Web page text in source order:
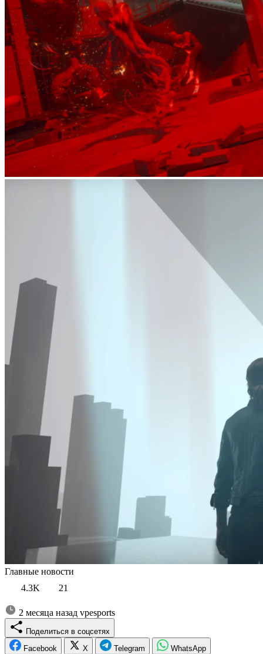
Главные новости
4.3K
21
2 месяца назад vpesports
Поделиться в соцсетях
Facebook
X Telegram WhatsApp